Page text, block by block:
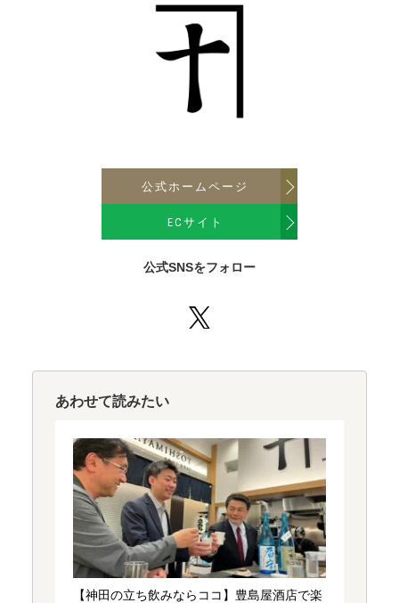
公式ホームページ
ECサイト
公式SNSをフォロー
あわせて読みたい
【神田の立ち飲みならココ】豊島屋酒店で楽